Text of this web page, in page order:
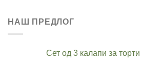
НАШ ПРЕДЛОГ
Сет од 3 калапи за торти